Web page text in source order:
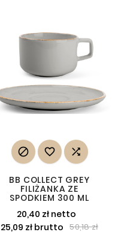
  
BB COLLECT GREY
FILIŻANKA ZE
SPODKIEM 300 ML
20,40 zł netto
25,09 zł brutto 50,18 zł